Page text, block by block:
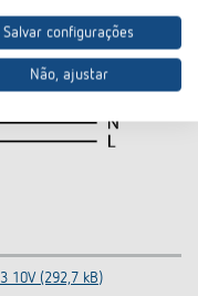
10V (292,7 kB)
Salvar configurações
Não, ajustar